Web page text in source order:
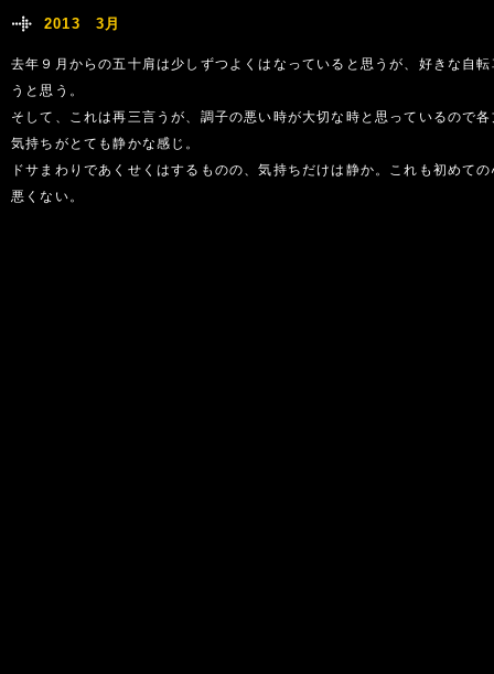
2013 3月
去年９月からの五十肩は少しずつよくはなっていると思うが、好きな自
うと思う。
そして、これは再三言うが、調子の悪い時が大切な時と思っているので
気持ちがとても静かな感じ。
ドサまわりであくせくはするものの、気持ちだけは静か。これも初めて
悪くない。